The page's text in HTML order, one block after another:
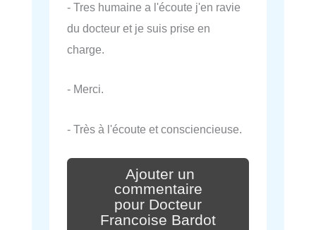
- Tres humaine a l'écoute j'en ravie
du docteur et je suis prise en
charge.
- Merci.
- Très à l'écoute et consciencieuse.
Ajouter un
commentaire
pour Docteur
Francoise Bardot